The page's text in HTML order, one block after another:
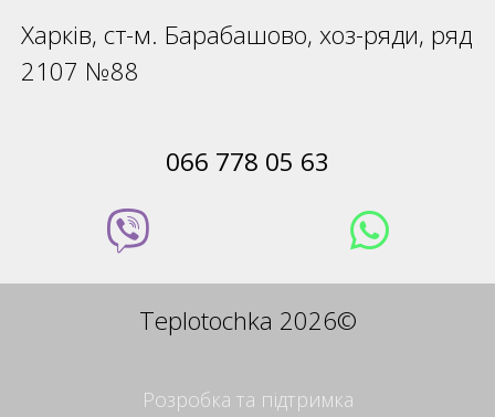
Харків, ст-м. Барабашово, хоз-ряди, ряд
2107 №88
066 778 05 63
Teplotochka 2026©
Розробка та підтримка